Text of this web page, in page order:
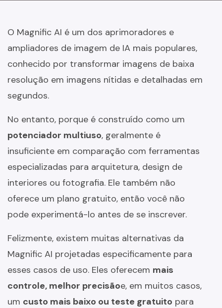
O Magnific AI é um dos aprimoradores e
ampliadores de imagem de IA mais populares,
conhecido por transformar imagens de baixa
resolução em imagens nítidas e detalhadas em
segundos.
No entanto, porque é construído como um
potenciador multiuso, geralmente é
insuficiente em comparação com ferramentas
especializadas para arquitetura, design de
interiores ou fotografia. Ele também não
oferece um plano gratuito, então você não
pode experimentá-lo antes de se inscrever.
Felizmente, existem muitas alternativas da
Magnific AI projetadas especificamente para
esses casos de uso. Eles oferecem mais
controle, melhor precisãoe, em muitos casos,
um custo mais baixo ou teste gratuito para